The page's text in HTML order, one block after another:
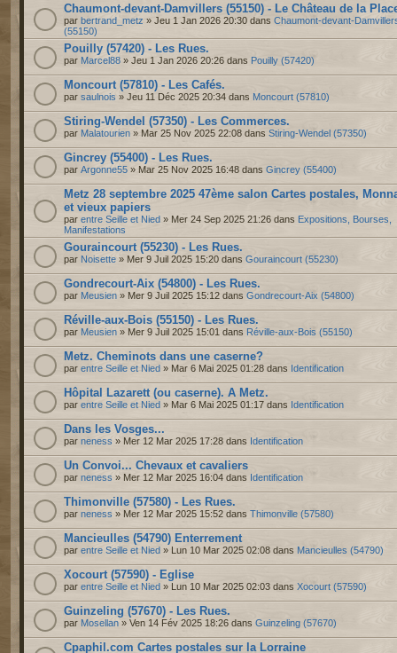
Chaumont-devant-Damvillers (55150) - Le Château de la
par bertrand_metz » Jeu 1 Jan 2026 20:30 dans Chaumont-devant-
(55150)
Pouilly (57420) - Les Rues.
par Marcel88 » Jeu 1 Jan 2026 20:26 dans Pouilly (57420)
Moncourt (57810) - Les Cafés.
par saulnois » Jeu 11 Déc 2025 20:34 dans Moncourt (57810)
Stiring-Wendel (57350) - Les Commerces.
par Malatourien » Mar 25 Nov 2025 22:08 dans Stiring-Wendel (57350)
Gincrey (55400) - Les Rues.
par Argonne55 » Mar 25 Nov 2025 16:48 dans Gincrey (55400)
Metz 28 septembre 2025 47ème salon Cartes postales,
et vieux papiers
par entre Seille et Nied » Mer 24 Sep 2025 21:26 dans Expositions, Bourses,
Manifestations
Gouraincourt (55230) - Les Rues.
par Noisette » Mer 9 Juil 2025 15:20 dans Gouraincourt (55230)
Gondrecourt-Aix (54800) - Les Rues.
par Meusien » Mer 9 Juil 2025 15:12 dans Gondrecourt-Aix (54800)
Réville-aux-Bois (55150) - Les Rues.
par Meusien » Mer 9 Juil 2025 15:01 dans Réville-aux-Bois (55150)
Metz. Cheminots dans une caserne?
par entre Seille et Nied » Mar 6 Mai 2025 01:28 dans Identification
Hôpital Lazarett (ou caserne). A Metz.
par entre Seille et Nied » Mar 6 Mai 2025 01:17 dans Identification
Dans les Vosges...
par neness » Mer 12 Mar 2025 17:28 dans Identification
Un Convoi... Chevaux et cavaliers
par neness » Mer 12 Mar 2025 16:04 dans Identification
Thimonville (57580) - Les Rues.
par neness » Mer 12 Mar 2025 15:52 dans Thimonville (57580)
Mancieulles (54790) Enterrement
par entre Seille et Nied » Lun 10 Mar 2025 02:08 dans Mancieulles (54790)
Xocourt (57590) - Eglise
par entre Seille et Nied » Lun 10 Mar 2025 02:03 dans Xocourt (57590)
Guinzeling (57670) - Les Rues.
par Mosellan » Ven 14 Fév 2025 18:26 dans Guinzeling (57670)
Cpaphil.com Cartes postales sur la Lorraine